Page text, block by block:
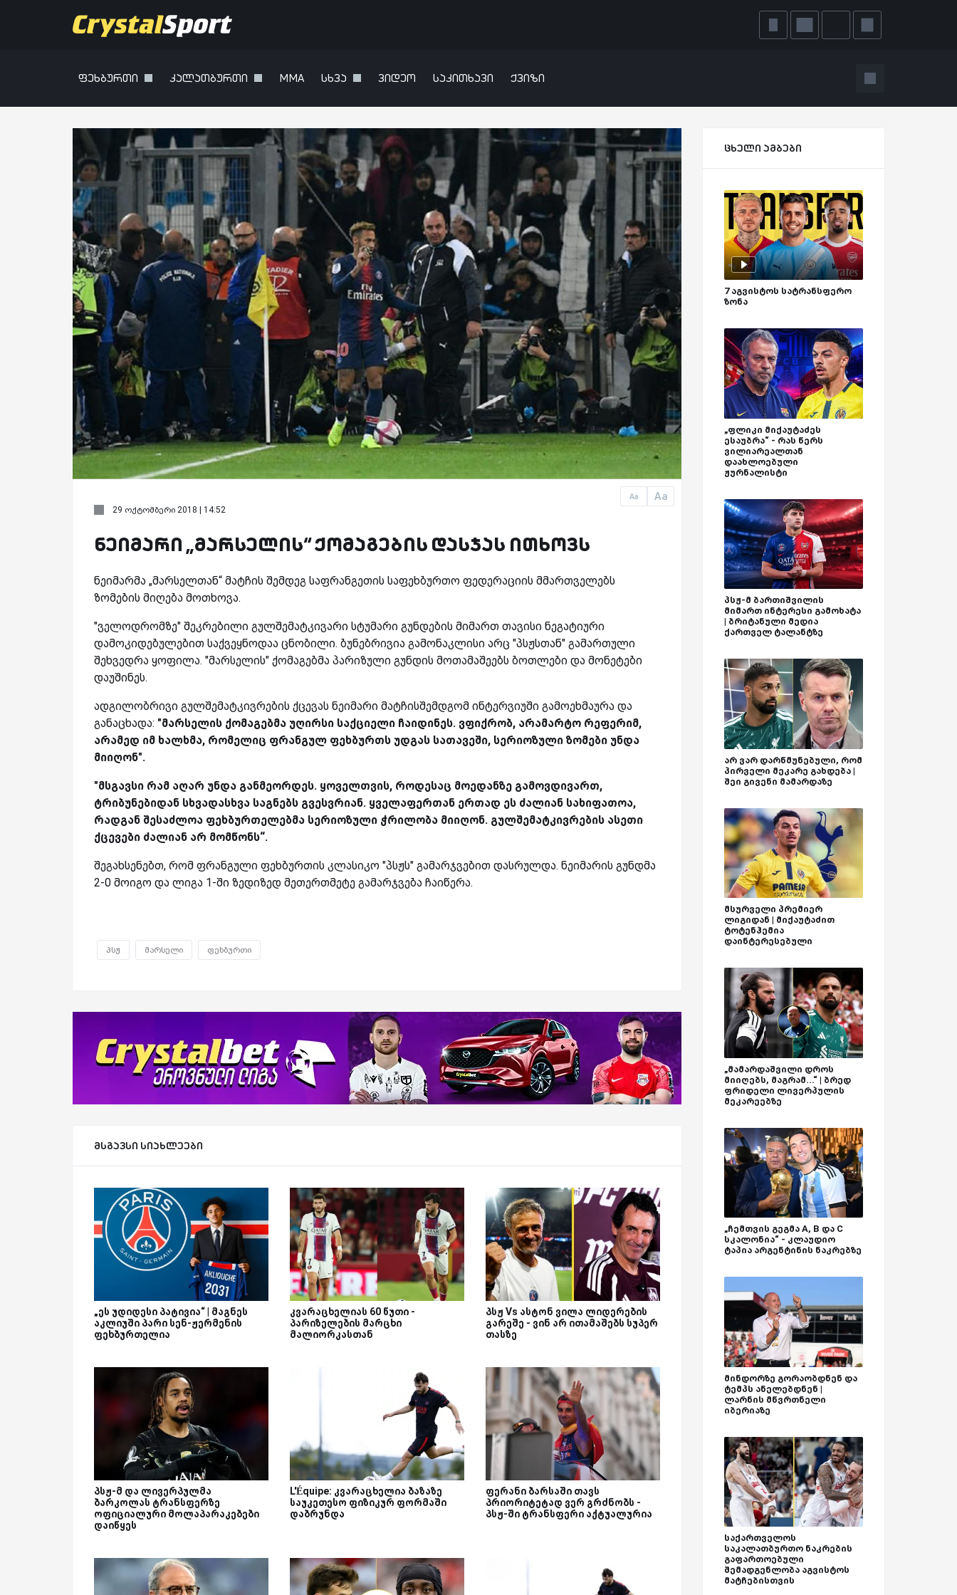
ფეხბურთი კალათბურთი MMA სხვა ვიდეო საკითხავი ქვიზი
Aa Aa
29 ოქტომბერი 2018 | 14:52
ნეიმარი „მარსელის“ ქომაგების დასჯას ითხოვს
ნეიმარმა „მარსელთან“ მატჩის შემდეგ საფრანგეთის საფეხბურთო ფედერაციის მმართველებს
ზომების მიღება მოთხოვა.
"ველოდრომზე" შეკრებილი გულშემატკივარი სტუმარი გუნდების მიმართ თავისი ნეგატიური
დამოკიდებულებით საქვეყნოდაა ცნობილი. ბუნებრივია გამონაკლისი არც "პსჟსთან" გამართული
შეხვედრა ყოფილა. "მარსელის" ქომაგებმა პარიზული გუნდის მოთამაშეებს ბოთლები და მონეტები
დაუშინეს.
ადგილობრივი გულშემატკივრების ქცევას ნეიმარი მატჩისშემდგომ ინტერვიუში გამოეხმაურა და
განაცხადა: "მარსელის ქომაგებმა უღირსი საქციელი ჩაიდინეს. ვფიქრობ, არამარტო რეფერიმ,
არამედ იმ ხალხმა, რომელიც ფრანგულ ფეხბურთს უდგას სათავეში, სერიოზული ზომები უნდა
მიიღონ".
"მსგავსი რამ აღარ უნდა განმეორდეს. ყოველთვის, როდესაც მოედანზე გამოვდივართ,
ტრიბუნებიდან სხვადასხვა საგნებს გვესვრიან. ყველაფერთან ერთად ეს ძალიან სახიფათოა,
რადგან შესაძლოა ფეხბურთელებმა სერიოზული ჭრილობა მიიღონ. გულშემატკივრების ასეთი
ქცევები ძალიან არ მომწონს“.
შეგახსენებთ, რომ ფრანგული ფეხბურთის კლასიკო "პსჟს" გამარჯვებით დასრულდა. ნეიმარის გუნდმა
2-0 მოიგო და ლიგა 1-ში ზედიზედ მეთერთმეტე გამარჯვება ჩაიწერა.
პსჟ მარსელი ფეხბურთი
მსგავსი სიახლეები
„ეს უდიდესი პატივია“ | მაგნეს
აკლიუში პარი სენ-ჟერმენის
ფეხბურთელია
კვარაცხელიას 60 წუთი -
პარიზელების მარცხი
მალიორკასთან
პსჟ Vs ასტონ ვილა ლიდერების
გარეშე - ვინ არ ითამაშებს სუპერ
თასზე
პსჟ-მ და ლივერპულმა
ბარკოლას ტრანსფერზე
ოფიციალური მოლაპარაკებები
დაიწყეს
L'Équipe: კვარაცხელია ბაზაზე
საუკეთესო ფიზიკურ ფორმაში
დაბრუნდა
ფერანი ბარსაში თავს
პრიორიტეტად ვერ გრძნობს -
პსჟ-ში ტრანსფერი აქტუალურია
ცხელი ამბები
7 აგვისტოს სატრანსფერო
ზონა
„ფლიკი მიქაუტაძეს
ესაუბრა“ - რას წერს
ვილიარეალთან
დაახლოებული
ჟურნალისტი
პსჟ-მ ბართიშვილის
მიმართ ინტერესი გამოხატა
| ბრიტანული მედია
ქართველ ტალანტზე
არ ვარ დარწმუნებული, რომ
პირველი მეკარე გახდება |
შეი გივენი მამარდაზე
მსურველი პრემიერ
ლიგიდან | მიქაუტაძით
ტოტენჰემია
დაინტერესებული
„მამარდაშვილი დროს
მიიღებს, მაგრამ...“ | ბრედ
ფრიდელი ლივერპულის
მეკარეებზე
„ჩემთვის გეგმა A, B და C
სკალონია“ - კლაუდიო
ტაპია არგენტინის ნაკრებზე
მინდორზე გორაობდნენ და
ტემპს ანელებდნენ |
ლარნის მწვრთნელი
იბერიაზე
საქართველოს
საკალათბურთო ნაკრების
გაფართოებული
შემადგენლობა აგვისტოს
მატჩებისთვის